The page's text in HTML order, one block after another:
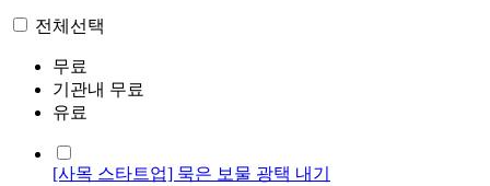
전체선택
무료
기관내 무료
유료
[사목 스타트업] 묵은 보물 광택 내기